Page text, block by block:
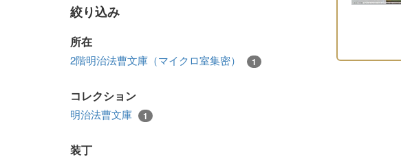
絞り込み
所在
2階明治法曹文庫（マイクロ室集密） 1
コレクション
明治法曹文庫 1
装丁